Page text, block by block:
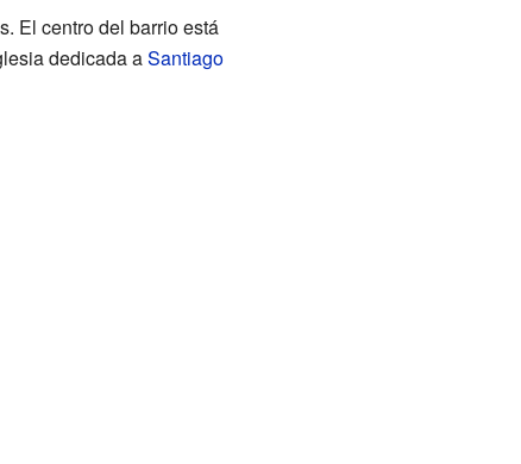
El centro del barrio está
dedicada aSantiago